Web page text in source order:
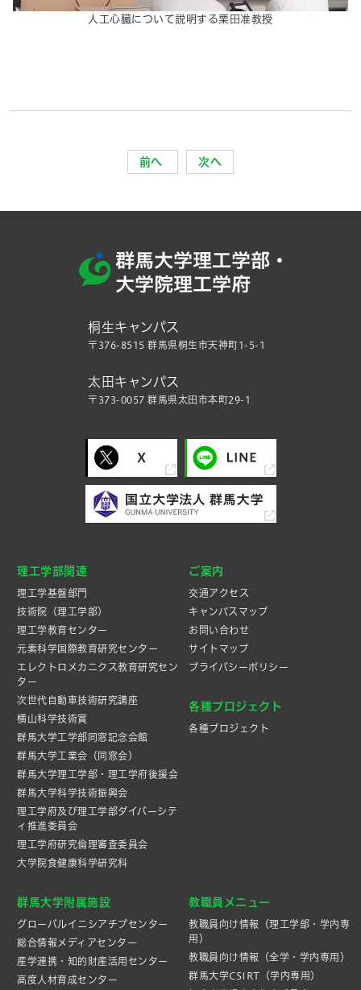
人工心臓について説明する栗田准教授
前へ 次へ
桐生キャンパス
〒376-8515 群馬県桐生市天神町1-5-1
太田キャンパス
〒373-0057 群馬県太田市本町29-1
理工学部関連
理工学基盤部門
技術院（理工学部）
理工学教育センター
元素科学国際教育研究センター
エレクトロメカニクス教育研究セン
ター
次世代自動車技術研究講座
横山科学技術賞
群馬大学工学部同窓記念会館
群馬大学工業会（同窓会）
群馬大学理工学部・理工学府後援会
群馬大学科学技術振興会
理工学府及び理工学部ダイバーシテ
ィ推進委員会
理工学府研究倫理審査委員会
大学院食健康科学研究科
ご案内
交通アクセス
キャンパスマップ
お問い合わせ
サイトマップ
プライバシーポリシー
各種プロジェクト
各種プロジェクト
群馬大学附属施設
グローバルイニシアチブセンター
総合情報メディアセンター
産学連携・知的財産活⽤センター
高度人材育成センター
教職員メニュー
教職員向け情報（理工学部・学内専
用）
教職員向け情報（全学・学内専用）
群馬大学CSIRT（学内専用）